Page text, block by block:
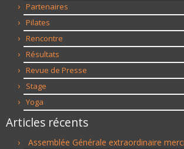
Partenaires
Pilates
Rencontre
Résultats
Revue de Presse
Stage
Yoga
Articles récents
Assemblée Générale extraordinaire